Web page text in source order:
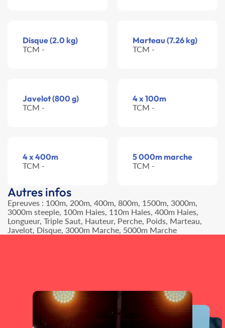
Disque (2.0 kg)
TCM -
Marteau (7.26 kg)
TCM -
Javelot (800 g)
TCM -
4 x 100m
TCM -
4 x 400m
TCM -
5 000m marche
TCM -
Autres infos
Epreuves : 100m, 200m, 400m, 800m, 1500m, 3000m,
3000m steeple, 100m Haies, 110m Haies, 400m Haies,
Longueur, Triple Saut, Hauteur, Perche, Poids, Marteau,
Javelot, Disque, 3000m Marche, 5000m Marche